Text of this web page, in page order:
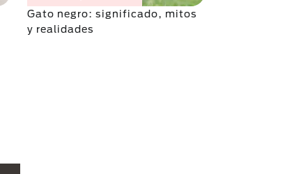
Gato negro: significado, mitos
y realidades